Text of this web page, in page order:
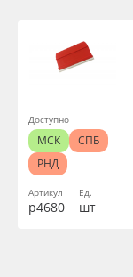
Артикул
р4680
Ед.
шт
Доступно
МСК
СПБ
РНД